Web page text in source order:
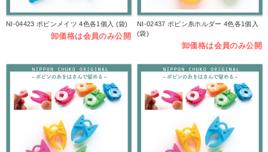
NI-04423 ボビンメイツ 4色各1個入 (袋)
卸価格は会員のみ公開
NI-02437 ボビン糸ホルダー 4色各1個入
(袋)
卸価格は会員のみ公開